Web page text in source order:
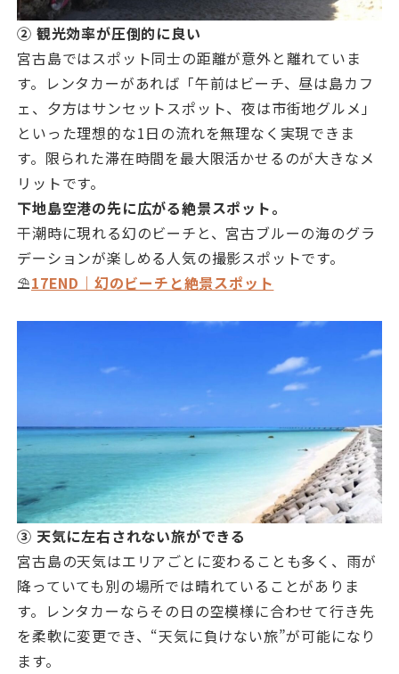
② 観光効率が圧倒的に良い
宮古島ではスポット同士の距離が意外と離れていま
す。レンタカーがあれば「午前はビーチ、昼は島カフ
ェ、夕方はサンセットスポット、夜は市街地グルメ」
といった理想的な1日の流れを無理なく実現できま
す。限られた滞在時間を最大限活かせるのが大きなメ
リットです。
下地島空港の先に広がる絶景スポット。
干潮時に現れる幻のビーチと、宮古ブルーの海のグラ
デーションが楽しめる人気の撮影スポットです。
⛱️17END｜幻のビーチと絶景スポット
③ 天気に左右されない旅ができる
宮古島の天気はエリアごとに変わることも多く、雨が
降っていても別の場所では晴れていることがありま
す。レンタカーならその日の空模様に合わせて行き先
を柔軟に変更でき、“天気に負けない旅”が可能になり
ます。